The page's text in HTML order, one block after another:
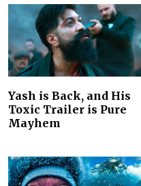
Yash is Back, and His
Toxic Trailer is Pure
Mayhem